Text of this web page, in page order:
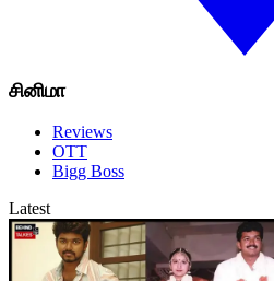
சினிமா
Reviews
OTT
Bigg Boss
Latest